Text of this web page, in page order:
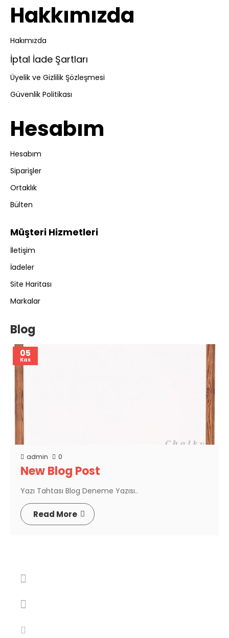
Hakkımızda
Hakımızda
İptal İade Şartları
Üyelik ve Gizlilik Şözleşmesi
Güvenlik Politikası
Hesabım
Hesabım
Siparişler
Ortaklık
Bülten
Müşteri Hizmetleri
İletişim
İadeler
Site Haritası
Markalar
Blog
05
Kas
admin 0
New Blog Post
Yazı Tahtası Blog Deneme Yazısı..
Read More